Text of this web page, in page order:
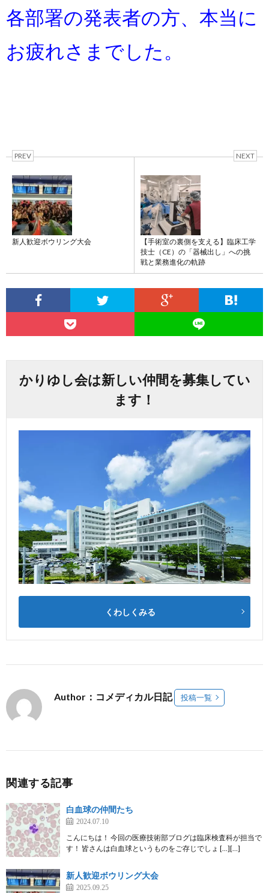
各部署の発表者の方、本当に
お疲れさまでした。
PREV
新人歓迎ボウリング大会
NEXT
【手術室の裏側を支える】臨床工学
技士（CE）の「器械出し」への挑
戦と業務進化の軌跡
かりゆし会は新しい仲間を募集してい
ます！
くわしくみる
Author：コメディカル日記 投稿一覧
関連する記事
白血球の仲間たち
2024.07.10
こんにちは！ 今回の医療技術部ブログは臨床検査科が担当で
す！ 皆さんは白血球というものをご存じでしょ […][…]
新人歓迎ボウリング大会
2025.09.25